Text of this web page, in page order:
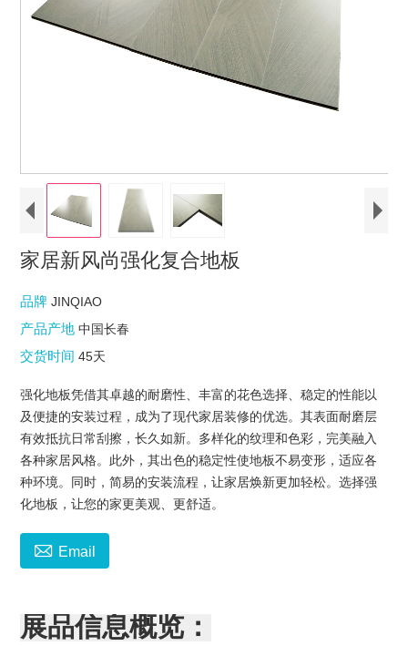
家居新风尚强化复合地板
品牌JINQIAO
产品产地中国长春
交货时间45天
强化地板凭借其卓越的耐磨性、丰富的花色选择、稳定的性能以
及便捷的安装过程，成为了现代家居装修的优选。其表面耐磨层
有效抵抗日常刮擦，长久如新。多样化的纹理和色彩，完美融入
各种家居风格。此外，其出色的稳定性使地板不易变形，适应各
种环境。同时，简易的安装流程，让家居焕新更加轻松。选择强
化地板，让您的家更美观、更舒适。
 Email
展品信息概览：